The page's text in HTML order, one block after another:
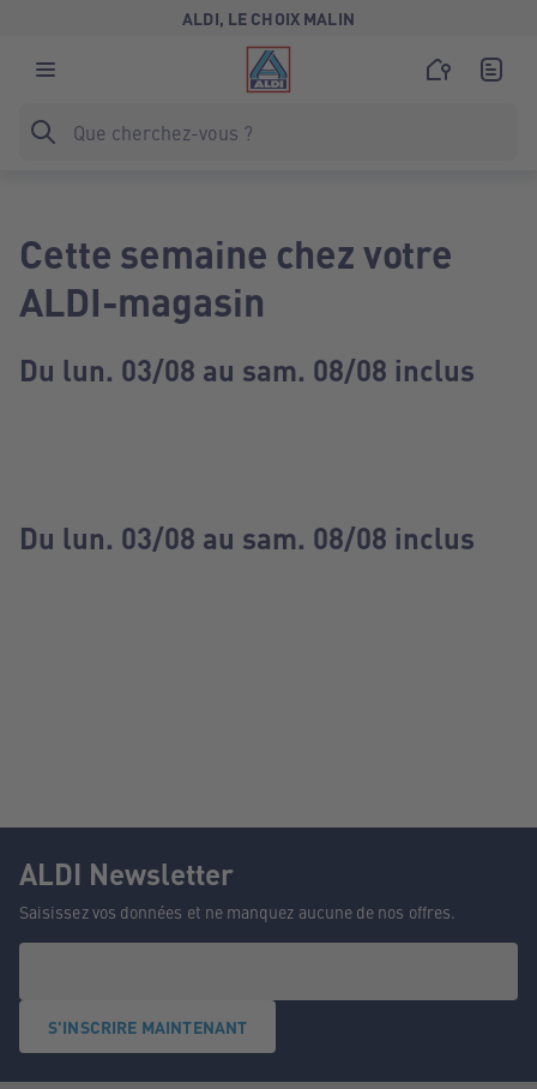
ALDI, LE CHOIX MALIN
Cette semaine chez votre
ALDI-magasin
Du lun. 03/08 au sam. 08/08 inclus
Du lun. 03/08 au sam. 08/08 inclus
ALDI Newsletter
Saisissez vos données et ne manquez aucune de nos offres.
S'INSCRIRE MAINTENANT